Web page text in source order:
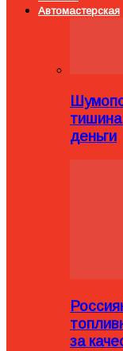
Автомастерская
деньги
за